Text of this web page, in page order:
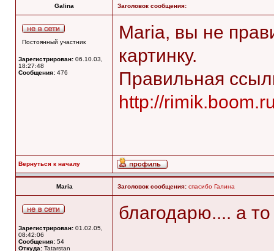
Galina Заголовок сообщения:
Постоянный участник
Зарегистрирован: 06.10.03,
18:27:48
Сообщения: 476
Maria, вы не
картинку.
Правильная
http://
Вернуться к началу
Maria Заголовок сообщения: спасибо Галина
Зарегистрирован: 01.02.05,
08:42:06
Сообщения: 54
Откуда: Tatarstan
благодарю.... а